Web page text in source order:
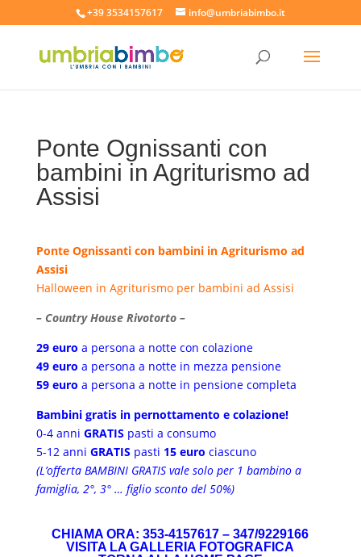
+39 3534157617 info@umbriabimbo.it
Ponte Ognissanti con
bambini in Agriturismo ad
Assisi
Ponte Ognissanti con bambini in Agriturismo ad
Assisi
Halloween in Agriturismo per bambini ad Assisi
– Country House Rivotorto –
29 euro a persona a notte con colazione
49 euro a persona a notte in mezza pensione
59 euro a persona a notte in pensione completa
Bambini gratis in pernottamento e colazione!
0-4 anni GRATIS pasti a consumo
5-12 anni GRATIS pasti 15 euro ciascuno
(L’offerta BAMBINI GRATIS vale solo per 1 bambino a
famiglia, 2°, 3° … figlio sconto del 50%)
CHIAMA ORA: 353-4157617 – 347/9229166
VISITA LA GALLERIA FOTOGRAFICA